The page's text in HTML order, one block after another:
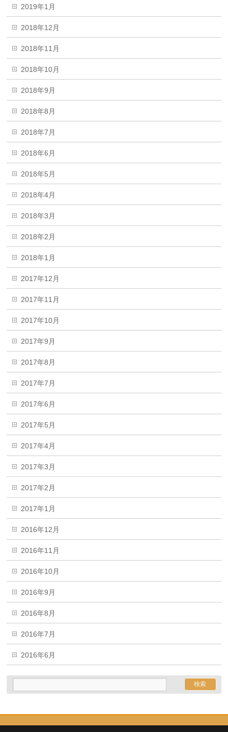
2019年1月
2018年12月
2018年11月
2018年10月
2018年9月
2018年8月
2018年7月
2018年6月
2018年5月
2018年4月
2018年3月
2018年2月
2018年1月
2017年12月
2017年11月
2017年10月
2017年9月
2017年8月
2017年7月
2017年6月
2017年5月
2017年4月
2017年3月
2017年2月
2017年1月
2016年12月
2016年11月
2016年10月
2016年9月
2016年8月
2016年7月
2016年6月